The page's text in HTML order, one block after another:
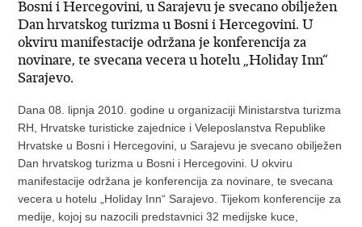
Bosni i Hercegovini, u Sarajevu je svecano obilježen
Dan hrvatskog turizma u Bosni i Hercegovini. U
okviru manifestacije održana je konferencija za
novinare, te svecana vecera u hotelu „Holiday Inn“
Sarajevo.
Dana 08. lipnja 2010. godine u organizaciji Ministarstva turizma
RH, Hrvatske turisticke zajednice i Veleposlanstva Republike
Hrvatske u Bosni i Hercegovini, u Sarajevu je svecano obilježen
Dan hrvatskog turizma u Bosni i Hercegovini. U okviru
manifestacije održana je konferencija za novinare, te svecana
vecera u hotelu „Holiday Inn“ Sarajevo. Tijekom konferencije za
medije, kojoj su nazocili predstavnici 32 medijske kuce,